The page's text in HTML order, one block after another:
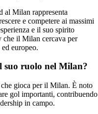
Milan rappresenta
e competere ai massimi
e il suo spirito
che il Milan cercava per
europeo.
suo ruolo nel Milan?
gioca per il Milan. È noto
gol importanti, contribuendo
in campo.